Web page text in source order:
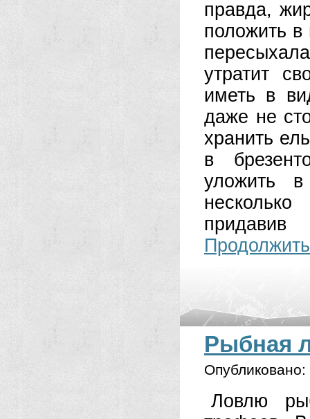
правда,
положить
утратит
иметь в
даже не
хранить
в
уложить
Рыбная
Опубликовано:
Ловлю